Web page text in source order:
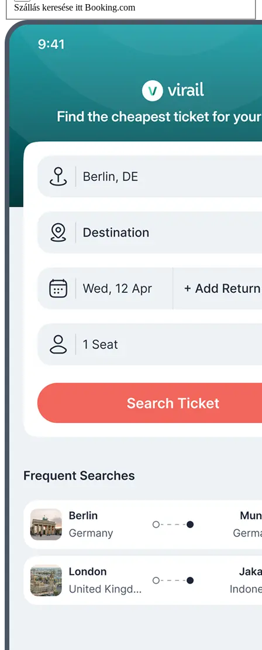
Szállás keresése itt Booking.com